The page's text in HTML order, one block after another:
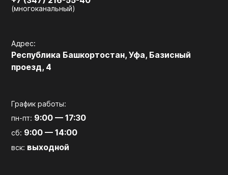
(многоканальный)
Адрес:
Республика Башкортостан, Уфа, Базисный
проезд, 4
График работы:
пн-пт: 9:00 — 17:30
сб: 9:00 — 14:00
вск: выходной